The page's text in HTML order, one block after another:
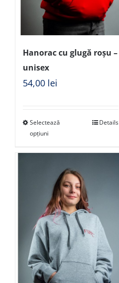
Hanorac cu glugă roșu –
unisex
54,00 lei
Selectează
opțiuni
Details